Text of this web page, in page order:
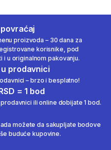
proizvoda – 30 dana za
korisnike, pod
i u originalnom pakovanju.
prodavnici
– brzo i besplatno!
= 1 bod
ili online dobijate 1 bod.
možete da sakupljate bodove
buduće kupovine.